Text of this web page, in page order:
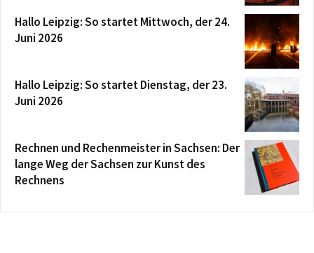
Hallo Leipzig: So startet Mittwoch, der 24.
Juni 2026
Hallo Leipzig: So startet Dienstag, der 23.
Juni 2026
Rechnen und Rechenmeister in Sachsen: Der
lange Weg der Sachsen zur Kunst des
Rechnens